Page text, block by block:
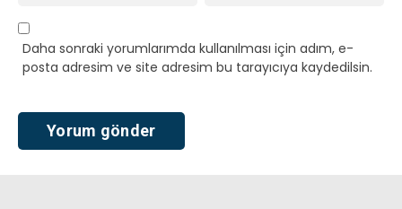
Daha sonraki yorumlarımda kullanılması için adım, e-
posta adresim ve site adresim bu tarayıcıya kaydedilsin.